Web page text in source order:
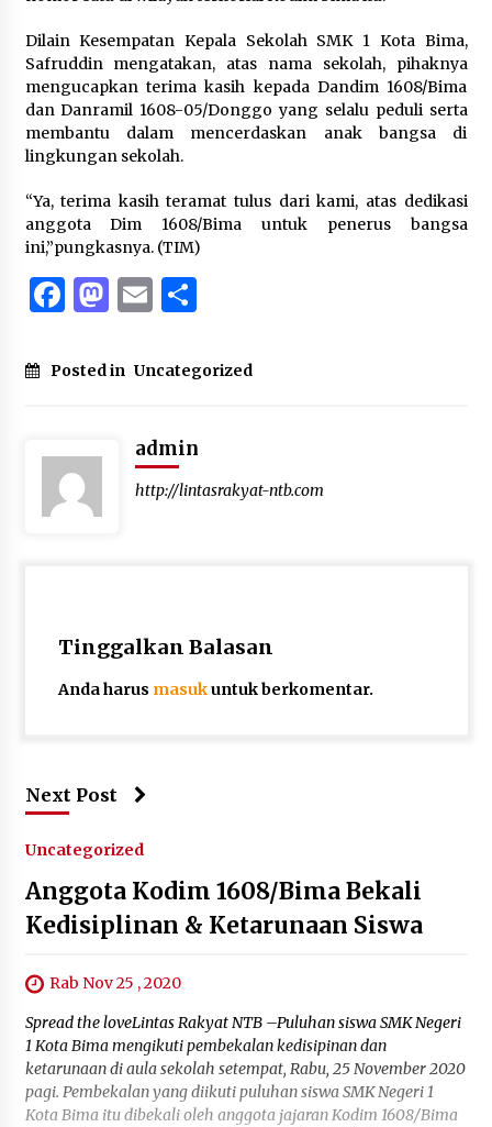
Dilain Kesempatan Kepala Sekolah SMK 1 Kota Bima,
Safruddin mengatakan, atas nama sekolah, pihaknya
mengucapkan terima kasih kepada Dandim 1608/Bima
dan Danramil 1608-05/Donggo yang selalu peduli serta
membantu dalam mencerdaskan anak bangsa di
lingkungan sekolah.
“Ya, terima kasih teramat tulus dari kami, atas dedikasi
anggota Dim 1608/Bima untuk penerus bangsa
ini,”pungkasnya. (TIM)
Facebook
Mastodon
EmailShare
Posted in Uncategorized
admin
http://lintasrakyat-ntb.com
Tinggalkan Balasan
Anda harus masukuntuk berkomentar.
Next Post
Uncategorized
Anggota Kodim 1608/Bima Bekali
Kedisiplinan & Ketarunaan Siswa
Rab Nov 25 , 2020
Spread the loveLintas Rakyat NTB –Puluhan siswa SMK Negeri
1 Kota Bima mengikuti pembekalan kedisipinan dan
ketarunaan di aula sekolah setempat, Rabu, 25 November 2020
pagi. Pembekalan yang diikuti puluhan siswa SMK Negeri 1
Kota Bima itu dibekali oleh anggota jajaran Kodim 1608/Bima